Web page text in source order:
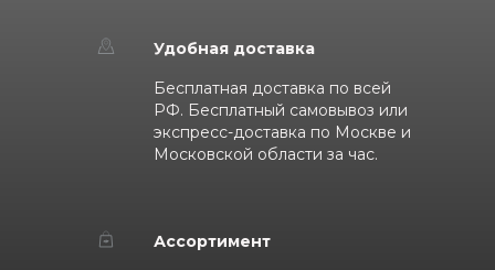
Удобная доставка
Бесплатная доставка по всей
РФ. Бесплатный самовывоз или
экспресс-доставка по Москве и
Московской области за час.
Ассортимент